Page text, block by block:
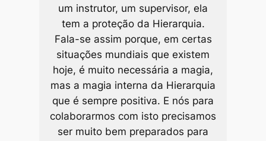
um instrutor, um supervisor, ela
tem a proteção da Hierarquia.
Fala-se assim porque, em certas
situações mundiais que existem
hoje, é muito necessária a magia,
mas a magia interna da Hierarquia
que é sempre positiva. E nós para
colaborarmos com isto precisamos
ser muito bem preparados para